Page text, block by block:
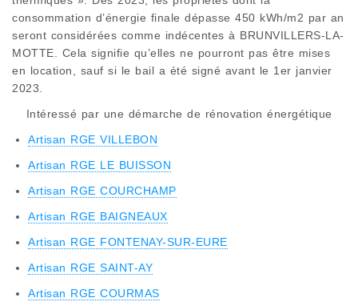
consommation d’énergie finale dépasse 450 kWh/m2 par an
seront considérées comme indécentes à BRUNVILLERS-LA-
MOTTE. Cela signifie qu’elles ne pourront pas être mises
en location, sauf si le bail a été signé avant le 1er janvier
2023.
Intéressé par une démarche de rénovation énergétique
Artisan RGE VILLEBON
Artisan RGE LE BUISSON
Artisan RGE COURCHAMP
Artisan RGE BAIGNEAUX
Artisan RGE FONTENAY-SUR-EURE
Artisan RGE SAINT-AY
Artisan RGE COURMAS